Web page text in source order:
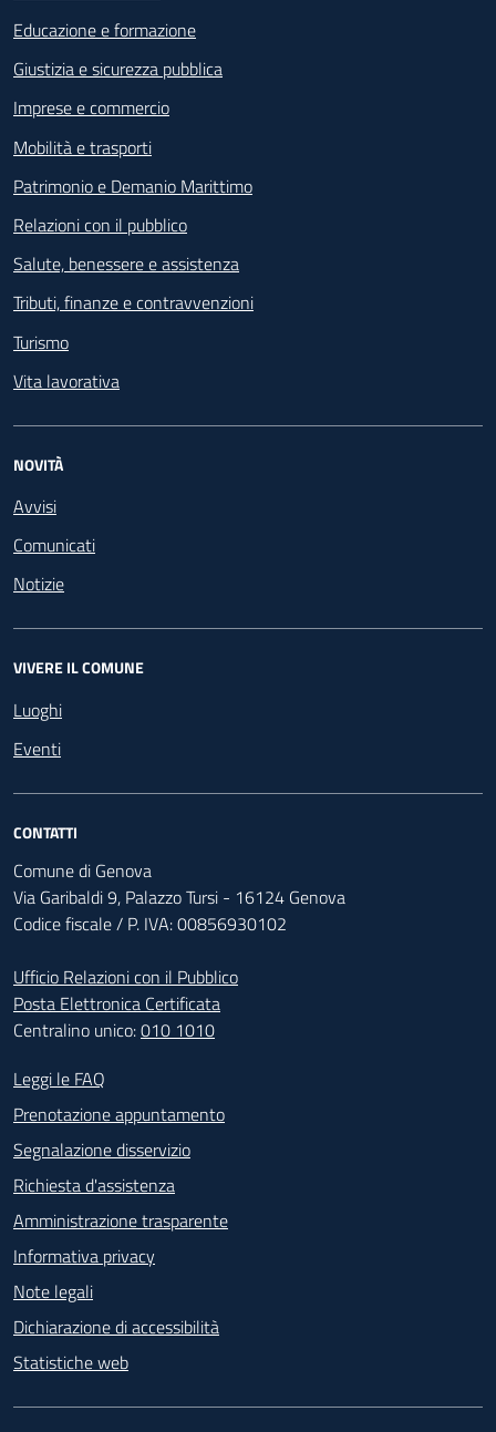
Educazione e formazione
Giustizia e sicurezza pubblica
Imprese e commercio
Mobilità e trasporti
Patrimonio e Demanio Marittimo
Relazioni con il pubblico
Salute, benessere e assistenza
Tributi, finanze e contravvenzioni
Turismo
Vita lavorativa
NOVITÀ
Avvisi
Comunicati
Notizie
VIVERE IL COMUNE
Luoghi
Eventi
CONTATTI
Comune di Genova
Via Garibaldi 9, Palazzo Tursi - 16124 Genova
Codice fiscale / P. IVA: 00856930102
Ufficio Relazioni con il Pubblico
Posta Elettronica Certificata
Centralino unico:010 1010
Footer - Contatti
Leggi le FAQ
Prenotazione appuntamento
Segnalazione disservizio
Richiesta d'assistenza
Amministrazione trasparente
Informativa privacy
Note legali
Dichiarazione di accessibilità
Statistiche web